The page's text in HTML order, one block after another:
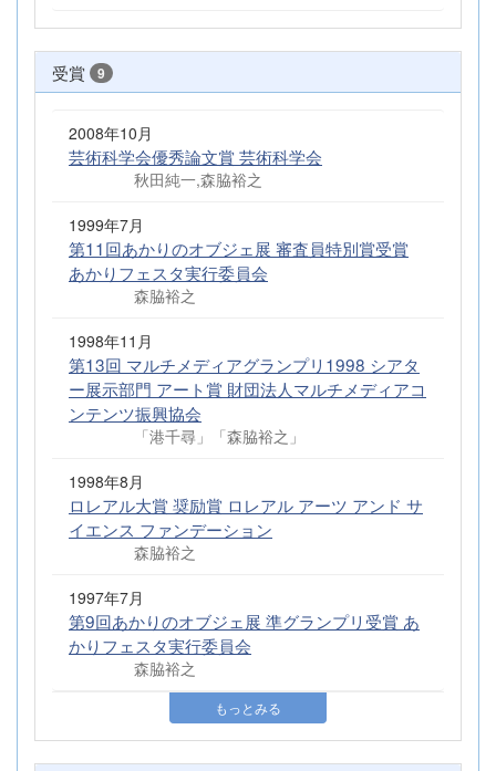
受賞 9
2008年10月
芸術科学会優秀論文賞 芸術科学会
秋田純一,森脇裕之
1999年7月
第11回あかりのオブジェ展 審査員特別賞受賞
あかりフェスタ実行委員会
森脇裕之
1998年11月
第13回 マルチメディアグランプリ1998 シアタ
ー展示部門 アート賞 財団法人マルチメディアコ
ンテンツ振興協会
「港千尋」「森脇裕之」
1998年8月
ロレアル大賞 奨励賞 ロレアル アーツ アンド サ
イエンス ファンデーション
森脇裕之
1997年7月
第9回あかりのオブジェ展 準グランプリ受賞 あ
かりフェスタ実行委員会
森脇裕之
もっとみる